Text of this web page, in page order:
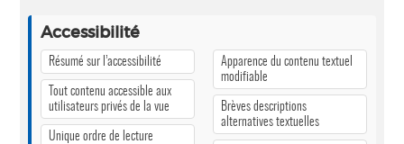
Accessibilité
Résumé sur l’accessibilité
Tout contenu accessible aux
utilisateurs privés de la vue
Unique ordre de lecture
Apparence du contenu textuel
modifiable
Brèves descriptions
alternatives textuelles